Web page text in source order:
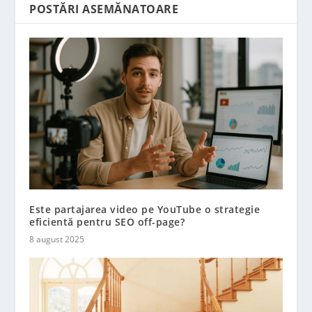
POSTĂRI ASEMĂNATOARE
Este partajarea video pe YouTube o strategie
eficientă pentru SEO off-page?
8 august 2025